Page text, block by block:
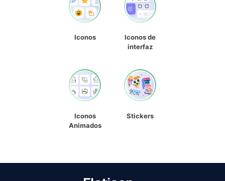
Iconos
Iconos de
interfaz
Iconos
Animados
Stickers